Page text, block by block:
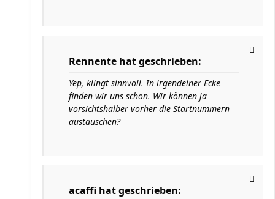
Rennente hat geschrieben:
Yep, klingt sinnvoll. In irgendeiner Ecke
finden wir uns schon. Wir können ja
vorsichtshalber vorher die Startnummern
austauschen?
acaffi hat geschrieben: